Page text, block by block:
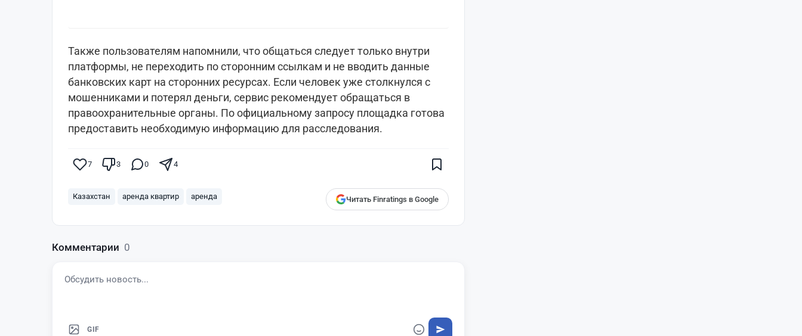
Также пользователям напомнили, что общаться следует только внутри
платформы, не переходить по сторонним ссылкам и не вводить данные
банковских карт на сторонних ресурсах. Если человек уже столкнулся с
мошенниками и потерял деньги, сервис рекомендует обращаться в
правоохранительные органы. По официальному запросу площадка готова
предоставить необходимую информацию для расследования.
7 3 0 4
Казахстан аренда квартир аренда Читать Finratings в Google
Finratings.kz— и наши материалы
Комментарии 0
GIF